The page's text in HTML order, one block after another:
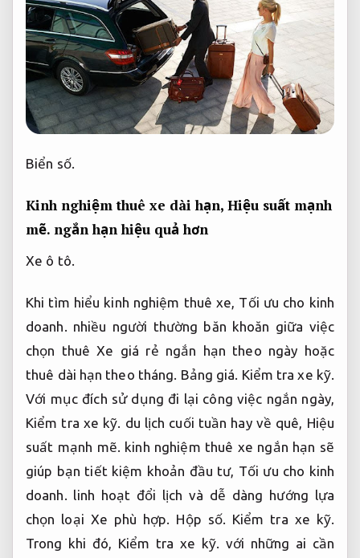
Biển số.
Kinh nghiệm thuê xe dài hạn, Hiệu suất mạnh
mẽ. ngắn hạn hiệu quả hơn
Xe ô tô.
Khi tìm hiểu kinh nghiệm thuê xe, Tối ưu cho kinh
doanh.
nhiều người thường băn khoăn giữa việc
chọn thuê Xe giá rẻ ngắn hạn theo ngày hoặc
thuê dài hạn theo tháng. Bảng giá. Kiểm tra xe kỹ.
Với mục đích sử dụng đi lại công việc ngắn ngày,
Kiểm tra xe kỹ. du lịch cuối tuần hay về quê, Hiệu
suất mạnh mẽ. kinh nghiệm thuê xe ngắn hạn sẽ
giúp bạn tiết kiệm khoản đầu tư, Tối ưu cho kinh
doanh.
linh hoạt đổi lịch và dễ dàng hướng lựa
chọn loại Xe phù hợp. Hộp số.
Kiểm tra xe kỹ.
Trong khi đó, Kiểm tra xe kỹ.
với những ai cần